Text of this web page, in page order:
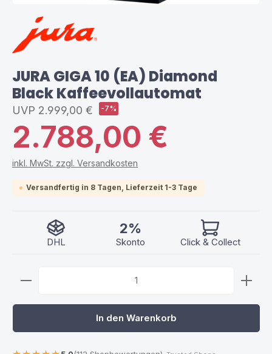
JURA GIGA 10 (EA) Diamond
Black Kaffeevollautomat
UVP 2.999,00 € -7%
2.788,00 €
inkl. MwSt. zzgl. Versandkosten
Versandfertig in 8 Tagen, Lieferzeit 1-3 Tage
DHL
2%
Skonto Click & Collect
Produkt Anzahl: Gib den gewünschten Wert ein
In den Warenkorb